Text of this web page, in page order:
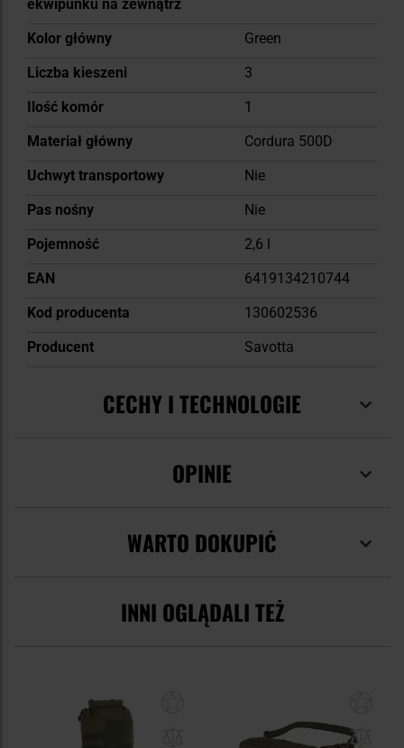
ekwipunku na zewnątrz
Kolor główny
Green
Liczba kieszeni
3
Ilość komór
1
Materiał główny
Cordura 500D
Uchwyt transportowy
Nie
Pas nośny
Nie
Pojemność
2,6 l
EAN
6419134210744
Kod producenta
130602536
Producent
Savotta
CECHY I TECHNOLOGIE
OPINIE
WARTO DOKUPIĆ
INNI OGLĄDALI TEŻ